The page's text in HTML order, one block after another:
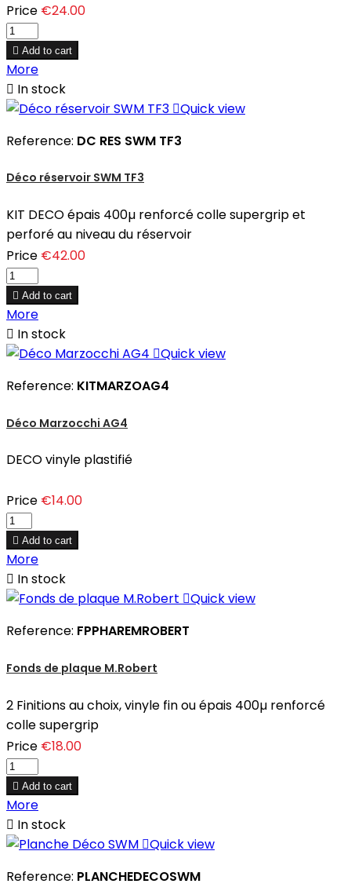
Price €24.00
 Add to cart
More
 In stock
Quick view
Reference: DC RES SWM TF3
Déco réservoir SWM TF3
KIT DECO épais 400µ renforcé colle supergrip et
perforé au niveau du réservoir
Price €42.00
 Add to cart
More
 In stock
Quick view
Reference: KITMARZOAG4
Déco Marzocchi AG4
DECO vinyle plastifié
Price €14.00
 Add to cart
More
 In stock
Quick view
Reference: FPPHAREMROBERT
Fonds de plaque M.Robert
2 Finitions au choix, vinyle fin ou épais 400µ renforcé
colle supergrip
Price €18.00
 Add to cart
More
 In stock
Quick view
Reference: PLANCHEDECOSWM